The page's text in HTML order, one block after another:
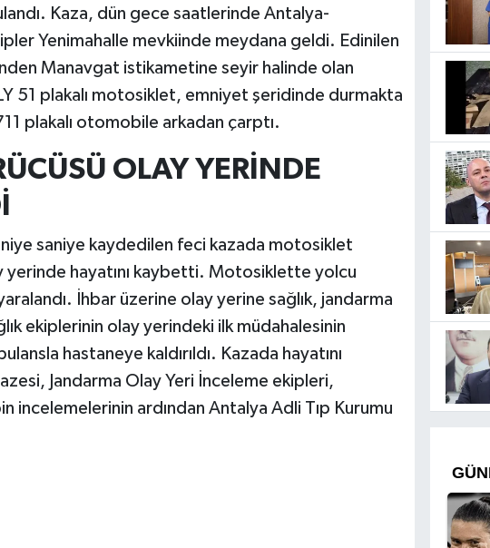
Kaza, dün gece saatlerinde Antalya-
Yenimahalle mevkiinde meydana geldi. Edinilen
Manavgat istikametine seyir halinde olan
51 plakalı motosiklet, emniyet şeridinde durmakta
plakalı otomobile arkadan çarptı.
OLAY YERİNDE
saniye kaydedilen feci kazada motosiklet
yerinde hayatını kaybetti. Motosiklette yolcu
İhbar üzerine olay yerine sağlık, jandarma
ekiplerinin olay yerindeki ilk müdahalesinin
hastaneye kaldırıldı. Kazada hayatını
Jandarma Olay Yeri İnceleme ekipleri,
incelemelerinin ardından Antalya Adli Tıp Kurumu